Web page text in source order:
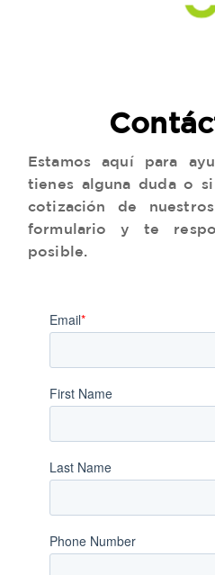
Estamos aquí para
tienes alguna duda o
cotización de
formulario y te
posible.